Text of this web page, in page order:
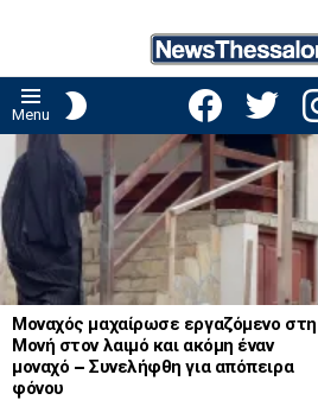
Menu
facebooktwitter
LATEST
STORIES
Μοναχός μαχαίρωσε εργαζόμενο στη
Μονή στον λαιμό και ακόμη έναν
μοναχό – Συνελήφθη για απόπειρα
φόνου